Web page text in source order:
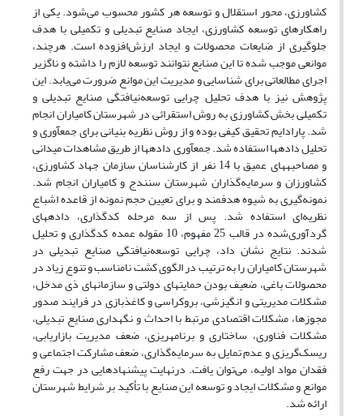
کشاورزی، محور استقلال و توسعه هر کشور محسوب می‌شود. یکی از
راهکارهای توسعه کشاورزی، ایجاد صنایع تبدیلی و تکمیلی با هدف
جلوگیری از ضایعات محصولات و ایجاد ارزش‌افزوده است. هرچند،
موانعی موجب شده تا این صنایع نتوانند توسعه لازم را داشته و ناگزیر
اجرای مطالعاتی برای شناسایی و مدیریت این موانع ضرورت می‌یابد. این
پژوهش نیز با هدف تحلیل چرایی توسعه‌نیافتگی صنایع تبدیلی و
تکمیلی بخش کشاورزی به روش استقرائی در شهرستان کامیاران انجام
شد. پارادایم تحقیق کیفی بوده و از روش نظریه بنیانی برای جمع‏آوری و
تحلیل داده‏ها استفاده شد. جمع‏آوری داده‏ها از طریق مشاهدات میدانی
و مصاحبه‏های عمیق با 14 نفر از کارشناسان سازمان جهاد کشاورزی،
کشاورزان و سرمایه‏‌گذاران شهرستان سنندج و کامیاران انجام شد.
نمونه‌‏گیری به شیوه هدفمند و برای تعیین حجم نمونه از قاعده اشباع
نظریه‌ای استفاده شد. پس از سه مرحله کدگذاری، داده‏های
گردآوری‌شده در قالب 25 مفهوم، 10 مقوله عمده کدگذاری و تحلیل
شدند. نتایج نشان داد، چرایی توسعه‌نیافتگی صنایع تبدیلی در
شهرستان کامیاران را به ترتیب در الگوی کشت نامناسب و تنوع زیاد در
محصولات باغی، ضعیف بودن حمایت‏های دولتی و سازمان‏های ذی مدخل،
مشکلات مدیریتی و انگیزشی، بروکراسی و کاغذبازی در فرایند صدور
مجوزها، مشکلات اقتصادی مرتبط با احداث و نگهداری صنایع تبدیلی،
مشکلات فناوری، ساختاری و برنامه‏ریزی، ضعف مدیریت بازاریابی،
ریسک‌گریزی و عدم تمایل به سرمایه‏‌گذاری، ضعف مشارکت اجتماعی و
فقدان مواد اولیه، می‌توان یافت. درنهایت پیشنهادهایی در جهت رفع
موانع و مشکلات ایجاد و توسعه این صنایع با تأکید بر شرایط شهرستان
ارائه شد.